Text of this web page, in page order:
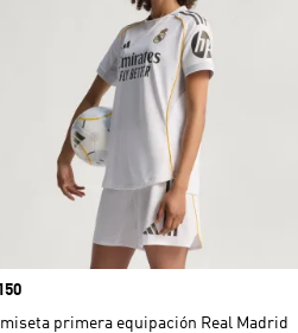
primera equipación Real Madrid